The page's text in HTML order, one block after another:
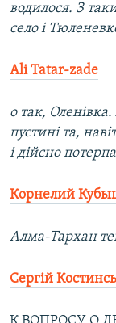
водилося. З
село і
Ali Tatar-zade
о так,
пустині та,
і дійсно
Корнелий
Алма-Тархан
Сергій